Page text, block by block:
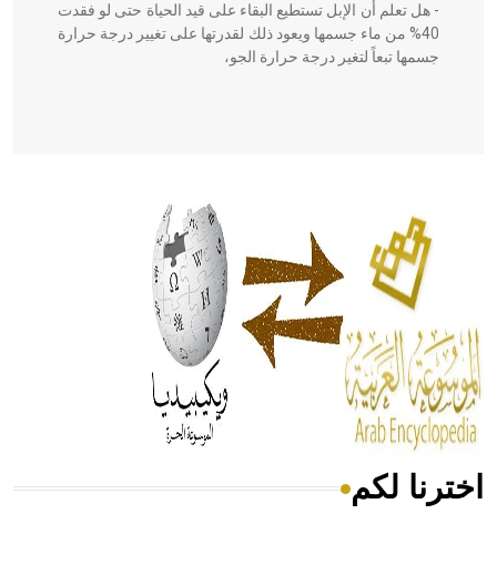
- هل تعلم أن الإبل تستطيع البقاء على قيد الحياة حتى لو فقدت
40% من ماء جسمها ويعود ذلك لقدرتها على تغيير درجة حرارة
جسمها تبعاً لتغير درجة حرارة الجو،
الحكم، الأدلة، تنظيم التغذية، ورسالته في جروح الرأس. ويعود
له الفضل بأنه حرر الطب من الدين والفلسفة.
- هل تعلم أن المرجان إفراز حيواني يتكون في البحر ويتركب
من مادة كربونات الكلسيوم، وهو أحمر أو شديد الحمرة وهو
أجود أنواعه، ويمتاز بكبر الحجم ويسمى الش
هل تعلم أن الأبسيد كلمة فرنسية اللفظ تم اعتمادها مصطلحاً
اخترنا لكم